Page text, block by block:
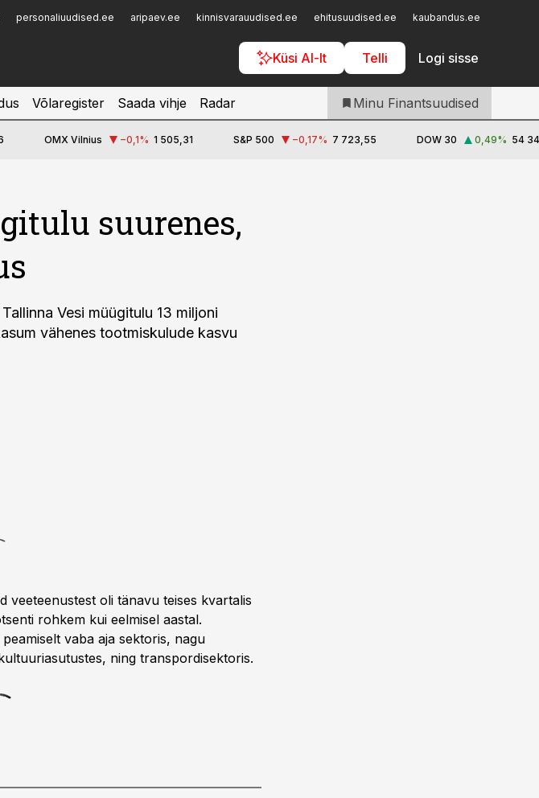
personaliuudised.ee aripaev.ee kinnisvarauudised.ee ehitusuudised.ee kaubandus.ee
Küsi AI-lt Telli Logi sisse
Iseteenindus
Telli Finantsuudised
Võlaregister Saada vihje Radar Minu Finantsuudised
OMX Vilnius −0,1% 1 505,31 S&P 500 −0,17% 7 723,55 DOW 30 0,49% 54
suurenes,
Vesi müügitulu 13 miljoni
vähenes tootmiskulude kasvu
veeteenustest oli tänavu teises kvartalis
rohkem kui eelmisel aastal.
vaba aja sektoris, nagu
ning transpordisektoris.